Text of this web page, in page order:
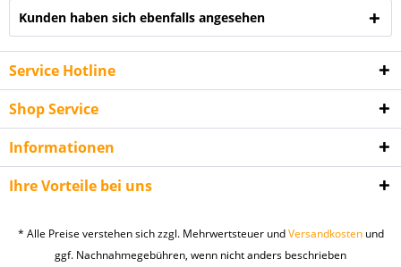
Kunden haben sich ebenfalls angesehen
Service Hotline
Shop Service
Informationen
Ihre Vorteile bei uns
* Alle Preise verstehen sich zzgl. Mehrwertsteuer undVersandkostenund
ggf. Nachnahmegebühren, wenn nicht anders beschrieben